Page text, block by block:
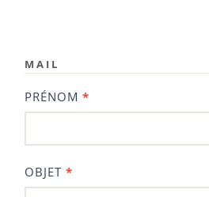
MAIL
Contact
PRÉNOM*
OBJET*